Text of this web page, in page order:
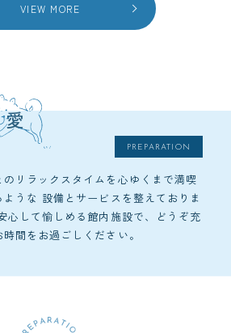
VIEW MORE
PREPARATION
のリラックスタイムを心ゆくまで満喫
ような 設備とサービスを整えておりま
心して愉しめる館内施設で、どうぞ充
間をお過ごしください。